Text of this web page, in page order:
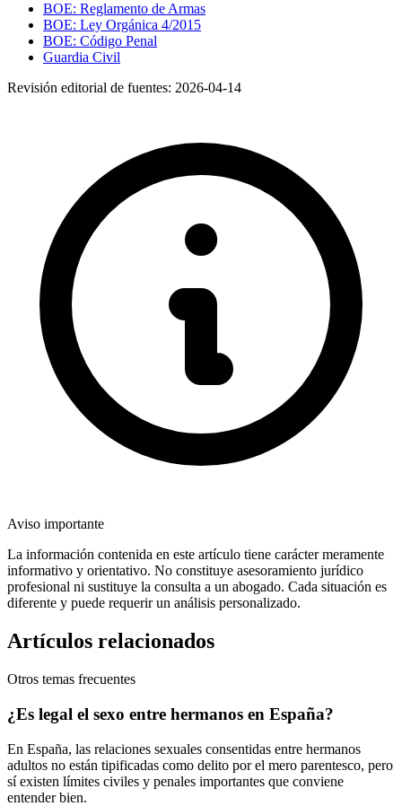
BOE: Reglamento de Armas
BOE: Ley Orgánica 4/2015
BOE: Código Penal
Guardia Civil
Revisión editorial de fuentes: 2026-04-14
Aviso importante
La información contenida en este artículo tiene carácter meramente
informativo y orientativo. No constituye asesoramiento jurídico
profesional ni sustituye la consulta a un abogado. Cada situación es
diferente y puede requerir un análisis personalizado.
Artículos relacionados
Otros temas frecuentes
¿Es legal el sexo entre hermanos en España?
En España, las relaciones sexuales consentidas entre hermanos
adultos no están tipificadas como delito por el mero parentesco, pero
sí existen límites civiles y penales importantes que conviene
entender bien.